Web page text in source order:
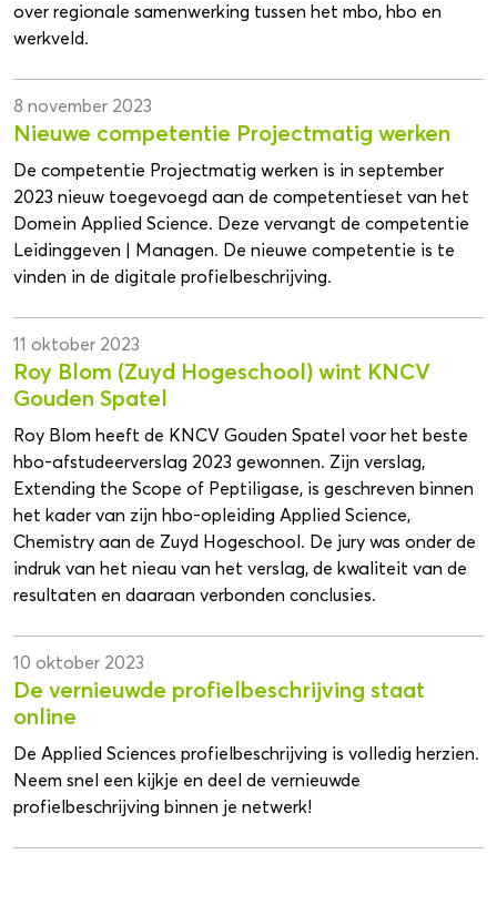
over regionale samenwerking tussen het mbo, hbo en
werkveld.
8 november 2023
Nieuwe competentie Projectmatig werken
De competentie Projectmatig werken is in september
2023 nieuw toegevoegd aan de competentieset van het
Domein Applied Science. Deze vervangt de competentie
Leidinggeven | Managen. De nieuwe competentie is te
vinden in de digitale profielbeschrijving.
11 oktober 2023
Roy Blom (Zuyd Hogeschool) wint KNCV
Gouden Spatel
Roy Blom heeft de KNCV Gouden Spatel voor het beste
hbo-afstudeerverslag 2023 gewonnen. Zijn verslag,
Extending the Scope of Peptiligase, is geschreven binnen
het kader van zijn hbo-opleiding Applied Science,
Chemistry aan de Zuyd Hogeschool. De jury was onder de
indruk van het nieau van het verslag, de kwaliteit van de
resultaten en daaraan verbonden conclusies.
10 oktober 2023
De vernieuwde profielbeschrijving staat
online
De Applied Sciences profielbeschrijving is volledig herzien.
Neem snel een kijkje en deel de vernieuwde
profielbeschrijving binnen je netwerk!